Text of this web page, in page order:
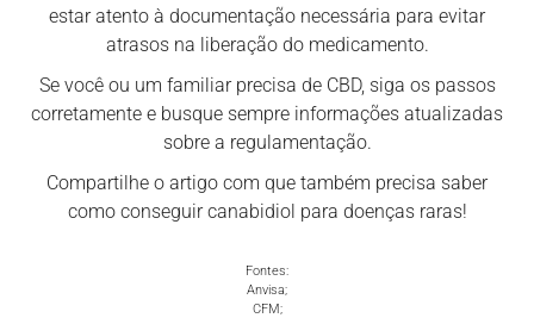
estar atento à documentação necessária para evitar
atrasos na liberação do medicamento.
Se você ou um familiar precisa de CBD, siga os passos
corretamente e busque sempre informações atualizadas
sobre a regulamentação.
Compartilhe o artigo com que também precisa saber
como conseguir canabidiol para doenças raras!
Fontes:
Anvisa;
CFM;